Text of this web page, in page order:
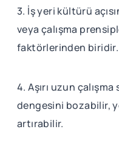
3. İş yeri kültürü
veya çalışma
faktörlerinden biridir.
4. Aşırı uzun
dengesini bozabilir,
artırabilir.